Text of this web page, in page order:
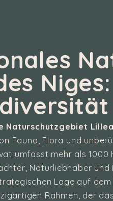
Naturschutzgebiet
Fauna, Flora und
umfasst mehr als
Naturliebhaber
Lage auf dem
Rahmen, der